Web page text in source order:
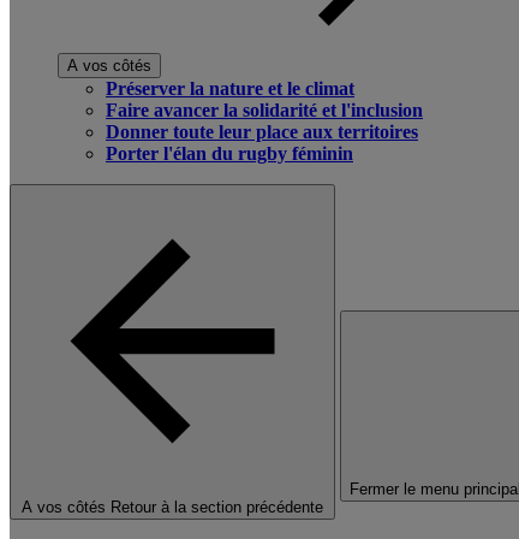
A vos côtés
Préserver la nature et le climat
Faire avancer la solidarité et l'inclusion
Donner toute leur place aux territoires
Porter l'élan du rugby féminin
A vos côtés Retour à la section précédente
Fermer le menu principal